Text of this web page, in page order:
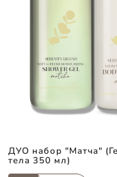
ДУО набор "Матча"
тела 350 мл)